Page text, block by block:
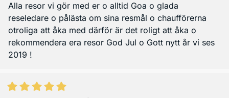
Alla resor vi gör med er o alltid Goa o glada
reseledare o pålästa om sina resmål o chaufförerna
otroliga att åka med därför är det roligt att åka o
rekommendera era resor God Jul o Gott nytt år vi ses
2019 !